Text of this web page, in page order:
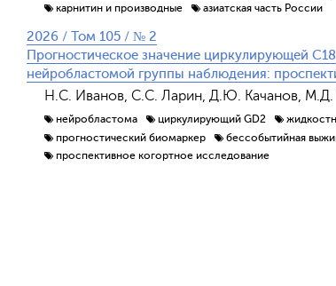
карнитин и производные
азиатская часть России
2026 / Том 105 / № 2
Прогностическое значение циркулирующей
нейробластомой группы наблюдения:
Н.С. Иванов, С.С. Ларин, Д.Ю. Качанов, М.Д.
нейробластома циркулирующий GD2
прогностический биомаркер
бессобытийная
проспективное когортное исследование